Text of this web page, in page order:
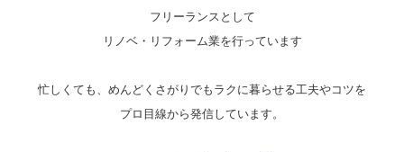
フリーランスとして
リノベ・リフォーム業を行っています
忙しくても、めんどくさがりでもラクに暮らせる工夫やコツを
プロ目線から発信しています。